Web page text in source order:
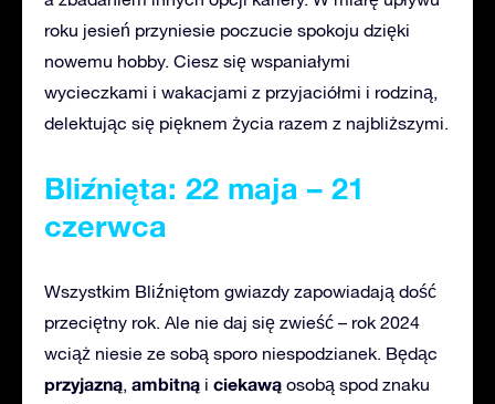
roku jesień przyniesie poczucie spokoju dzięki
nowemu hobby. Ciesz się wspaniałymi
wycieczkami i wakacjami z przyjaciółmi i rodziną,
delektując się pięknem życia razem z najbliższymi.
Bliźnięta: 22 maja – 21
czerwca
Wszystkim Bliźniętom gwiazdy zapowiadają dość
przeciętny rok. Ale nie daj się zwieść – rok 2024
wciąż niesie ze sobą sporo niespodzianek. Będąc
przyjazną, ambitną i ciekawą osobą spod znaku